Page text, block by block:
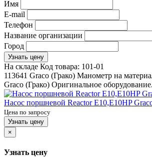
Имя
E-mail
Телефон
Название организации
Город
Узнать цену
На складе Код товара: 101-01
113641 Graco (Грако) Манометр на
Graco (Грако) Оригинальное
Насос поршневой Reactor E10,E10HP
Цена по запросу
Узнать цену
×
Узнать цену